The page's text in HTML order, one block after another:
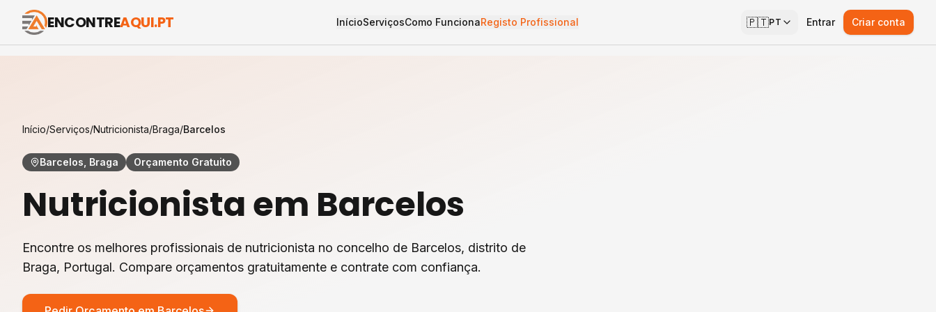
ENCONTREAQUI.PT InícioServiçosComo FuncionaRegisto Profissional 🇵🇹PT Entrar Criar conta
Início/Serviços/Nutricionista/Braga/Barcelos
Barcelos, Braga Orçamento Gratuito
Nutricionistaem Barcelos
Encontre os melhores profissionais de nutricionista no concelho de Barcelos, distrito de
Braga, Portugal. Compare orçamentos gratuitamente e contrate com confiança.